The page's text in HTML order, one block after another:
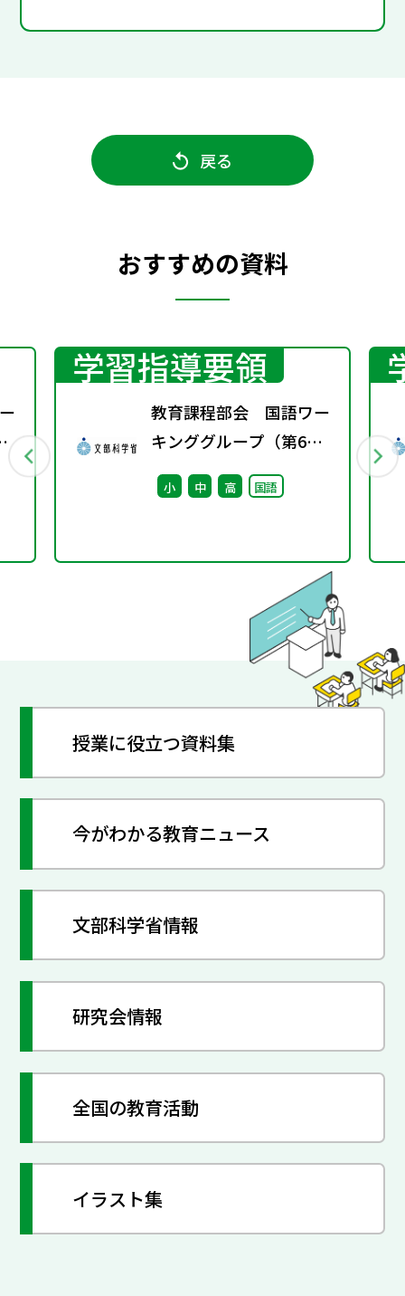
戻る
おすすめの資料
学習指導要領
教育課程部会 国語ワー
キンググループ（第6
回） 配付資料
小 中 高 国語
授業に役立つ資料集
今がわかる教育ニュース
文部科学省情報
研究会情報
全国の教育活動
イラスト集